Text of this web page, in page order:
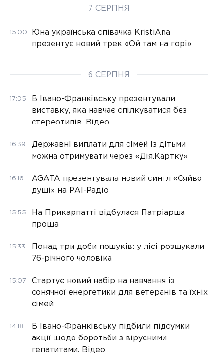
7 СЕРПНЯ
15:00
Юна українська співачка KristiAna
презентує новий трек «Ой там на горі»
6 СЕРПНЯ
17:05
В Івано-Франківську презентували
виставку, яка навчає спілкуватися без
стереотипів. Відео
16:39
Державні виплати для сімей із дітьми
можна отримувати через «Дія.Картку»
16:16
AGATA презентувала новий сингл «Сяйво
душі» на РАІ-Радіо
15:55
На Прикарпатті відбулася Патріарша
проща
15:33
Понад три доби пошуків: у лісі розшукали
76-річного чоловіка
15:07
Стартує новий набір на навчання із
сонячної енергетики для ветеранів та їхніх
сімей
14:18
В Івано-Франківську підбили підсумки
акції щодо боротьби з вірусними
гепатитами. Відео